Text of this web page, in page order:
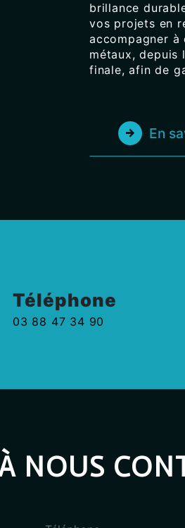
brillance
vos projets en
accompagner
métaux,
finale, afin de
En
Téléphone
03 88 47 34 90
NOUS